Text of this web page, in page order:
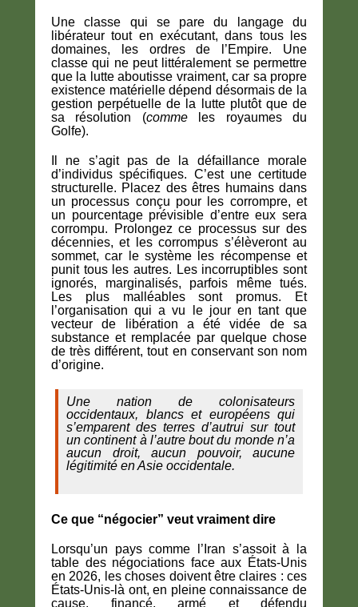
Une classe qui se pare du langage du
libérateur tout en exécutant, dans tous les
domaines, les ordres de l’Empire. Une
classe qui ne peut littéralement se permettre
que la lutte aboutisse vraiment, car sa propre
existence matérielle dépend désormais de la
gestion perpétuelle de la lutte plutôt que de
sa résolution (comme
les royaumes du
Golfe).
Il ne s’agit pas de la défaillance morale
d’individus spécifiques. C’est une certitude
structurelle. Placez des êtres humains dans
un processus conçu pour les corrompre, et
un pourcentage prévisible d’entre eux sera
corrompu. Prolongez ce processus sur des
décennies, et les corrompus s’élèveront au
sommet, car le système les récompense et
punit tous les autres. Les incorruptibles sont
ignorés, marginalisés, parfois même tués.
Les plus malléables sont promus. Et
l’organisation qui a vu le jour en tant que
vecteur de libération a été vidée de sa
substance et remplacée par quelque chose
de très différent, tout en conservant son nom
d’origine.
Une nation de colonisateurs
occidentaux, blancs et européens qui
s’emparent des terres d’autrui sur tout
un continent à l’autre bout du monde n’a
aucun droit, aucun pouvoir, aucune
légitimité en Asie occidentale.
Ce que “négocier” veut vraiment dire
Lorsqu’un pays comme l’Iran s’assoit à la
table des négociations face aux États-Unis
en 2026, les choses doivent être claires : ces
États-Unis-là ont, en pleine connaissance de
cause, financé, armé et défendu